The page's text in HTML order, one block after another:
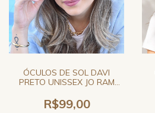
ÓCULOS DE SOL DAVI
PRETO UNISSEX JO RAM
R$99,00